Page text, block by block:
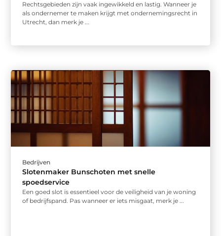
Rechtsgebieden zijn vaak ingewikkeld en lastig. Wanneer je
als ondernemer te maken krijgt met ondernemingsrecht in
Utrecht, dan merk je ...
Bedrijven
Slotenmaker Bunschoten met snelle
spoedservice
Een goed slot is essentieel voor de veiligheid van je woning
of bedrijfspand. Pas wanneer er iets misgaat, merk je ...